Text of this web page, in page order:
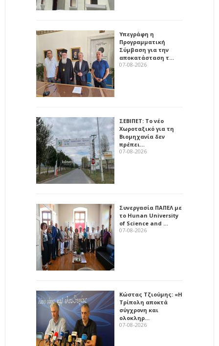
Υπεγράφη η
Προγραμματική
Σύμβαση για την
αποκατάσταση τ…
07-08-2026
ΣΕΒΙΠΕΤ: Το νέο
Χωροταξικό για τη
Βιομηχανία δεν
πρέπει…
07-08-2026
Συνεργασία ΠΑΠΕΛ με
το Hunan University
of Science and …
07-08-2026
Κώστας Τζιούμης: «Η
Τρίπολη αποκτά
σύγχρονη και
ολοκληρ…
07-08-2026